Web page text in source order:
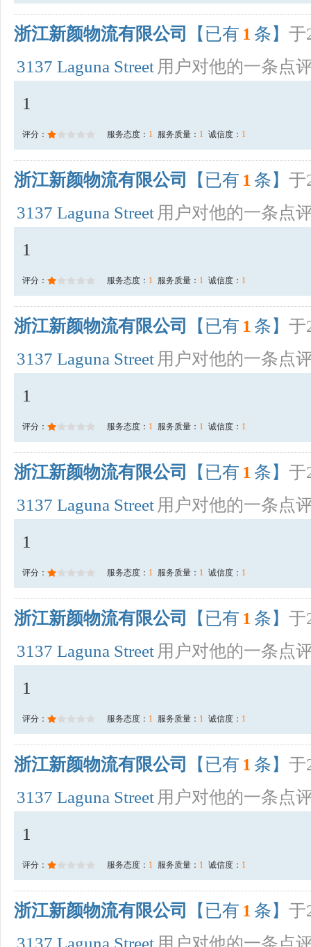
浙江新颜物流有限公司 【已有 1 条】 于
3137 Laguna Street 用户对他的一条点
1
评分： 服务态度： 1 服务质量： 1 诚信度： 1
浙江新颜物流有限公司 【已有 1 条】 于
3137 Laguna Street 用户对他的一条点
1
评分： 服务态度： 1 服务质量： 1 诚信度： 1
浙江新颜物流有限公司 【已有 1 条】 于
3137 Laguna Street 用户对他的一条点
1
评分： 服务态度： 1 服务质量： 1 诚信度： 1
浙江新颜物流有限公司 【已有 1 条】 于
3137 Laguna Street 用户对他的一条点
1
评分： 服务态度： 1 服务质量： 1 诚信度： 1
浙江新颜物流有限公司 【已有 1 条】 于
3137 Laguna Street 用户对他的一条点
1
评分： 服务态度： 1 服务质量： 1 诚信度： 1
浙江新颜物流有限公司 【已有 1 条】 于
3137 Laguna Street 用户对他的一条点
1
评分： 服务态度： 1 服务质量： 1 诚信度： 1
浙江新颜物流有限公司 【已有 1 条】 于
3137 Laguna Street 用户对他的一条点